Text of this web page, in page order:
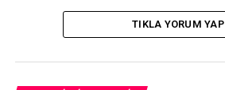
TIKLA YORUM YAP